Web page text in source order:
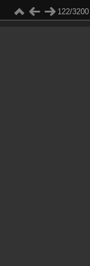
122/3200